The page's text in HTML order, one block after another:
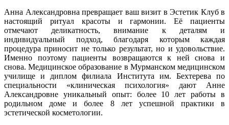
Анна Александровна превращает ваш визит в Эстетик Клуб в
настоящий ритуал красоты и гармонии. Её пациенты
отмечают деликатность, внимание к деталям и
индивидуальный подход, благодаря которым каждая
процедура приносит не только результат, но и удовольствие.
Именно поэтому пациенты возвращаются к ней снова и
снова. Медицинское образование в Мурманском медицинском
училище и диплом филиала Института им. Бехтерева по
специальности «клиническая психология» дают Анне
Александровне уникальный опыт: более 10 лет работы в
родильном доме и более 8 лет успешной практики в
эстетической косметологии.